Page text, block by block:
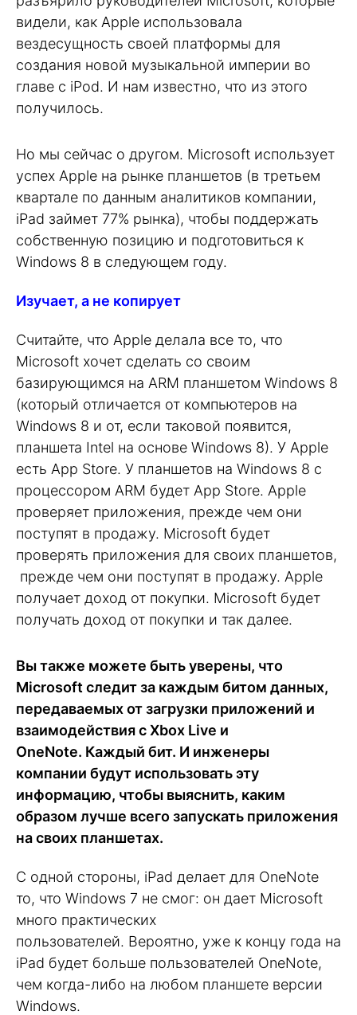
видели, как Apple использовала
вездесущность своей платформы для
создания новой музыкальной империи во
главе с iPod. И нам известно, что из этого
получилось.
Но мы сейчас о другом. Microsoft использует
успех Apple на рынке планшетов (в третьем
квартале по данным аналитиков компании,
iPad займет 77% рынка), чтобы поддержать
собственную позицию и подготовиться к
Windows 8 в следующем году.
Изучает, а не копирует
Считайте, что Apple делала все то, что
Microsoft хочет сделать со своим
базирующимся на ARM планшетом Windows 8
(который отличается от компьютеров на
Windows 8 и от, если таковой появится,
планшета Intel на основе Windows 8). У Apple
есть App Store. У планшетов на Windows 8 с
процессором ARM будет App Store. Apple
проверяет приложения, прежде чем они
поступят в продажу. Microsoft будет
проверять приложения для своих планшетов,
прежде чем они поступят в продажу. Apple
получает доход от покупки. Microsoft будет
получать доход от покупки и так далее.
Вы также можете быть уверены, что
Microsoft следит за каждым битом данных,
передаваемых от загрузки приложений и
взаимодействия с Xbox Live и
OneNote. Каждый бит. И инженеры
компании будут использовать эту
информацию, чтобы выяснить, каким
образом лучше всего запускать приложения
на своих планшетах.
С одной стороны, iPad делает для OneNote
то, что Windows 7 не смог: он дает Microsoft
много практических
пользователей. Вероятно, уже к концу года на
iPad будет больше пользователей OneNote,
чем когда-либо на любом планшете версии
Windows.